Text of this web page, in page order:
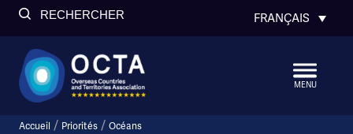
RECHERCHER FRANÇAIS
MENU
Accueil / Priorités / Océans